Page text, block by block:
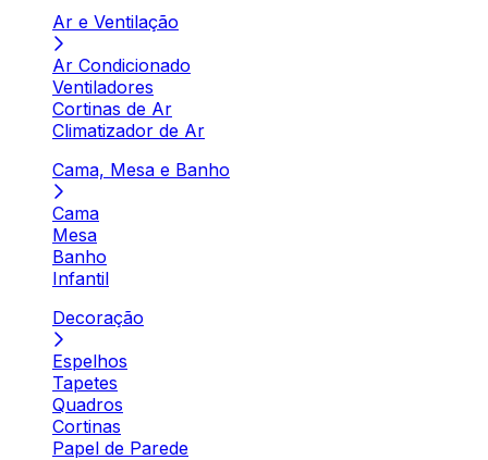
Ar e Ventilação
Ar Condicionado
Ventiladores
Cortinas de Ar
Climatizador de Ar
Cama, Mesa e Banho
Cama
Mesa
Banho
Infantil
Decoração
Espelhos
Tapetes
Quadros
Cortinas
Papel de Parede